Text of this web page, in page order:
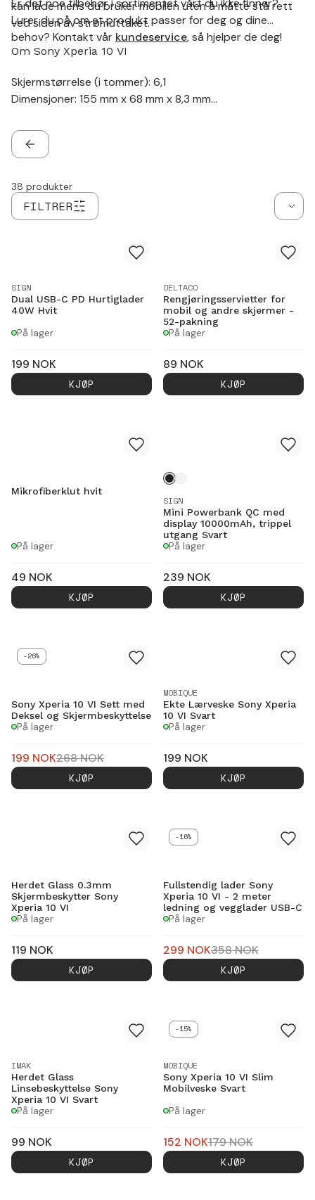
kan lade mens du bruker mobilen uten å måtte stå rett
ved siden av strømuttaket.
Er det noe tilbehør i sortimentet vårt du ikke finner?
Lurer du på om et produkt passer for deg og dine
behov? Kontakt vår kundeservice, så hjelper de deg!
Om Sony Xperia 10 VI
Skjermstørrelse (i tommer): 6,1
Dimensjoner: 155 mm x 68 mm x 8,3 mm
Trådløs lading: Nei
Hodetelefonkontakt: Ja
TILBAKE
FILTRER
38 produkter
SIGN
Dual USB-C PD Hurtiglader
40W Hvit
På lager
199 NOK
KJØP
DELTACO
Rengjøringsservietter for
mobil og andre skjermer -
52-pakning
På lager
89 NOK
KJØP
Mikrofiberklut hvit
På lager
49 NOK
KJØP
SIGN
Mini Powerbank QC med
display 10000mAh, trippel
utgang Svart
På lager
239 NOK
KJØP
-26%
Sony Xperia 10 VI Sett med
Deksel og Skjermbeskyttelse
På lager
199 NOK268NOK
KJØP
MOBIQUE
Ekte Lærveske Sony Xperia
10 VI Svart
På lager
199 NOK
KJØP
Herdet Glass 0.3mm
Skjermbeskytter Sony
Xperia 10 VI
På lager
119 NOK
KJØP
-16%
Fullstendig lader Sony
Xperia 10 VI - 2 meter
ledning og vegglader USB-C
På lager
299 NOK358NOK
KJØP
IMAK
Herdet Glass
Linsebeskyttelse Sony
Xperia 10 VI Svart
På lager
99 NOK
KJØP
-15%
MOBIQUE
Sony Xperia 10 VI Slim
Mobilveske Svart
På lager
152 NOK179NOK
KJØP